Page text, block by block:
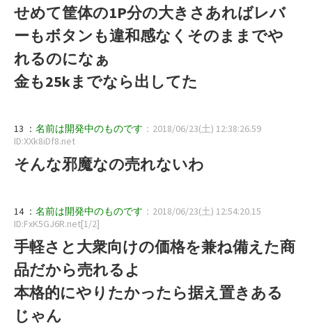
せめて筐体の1P分の大きさあればレバ
ーもボタンも違和感なくそのままでや
れるのになぁ
金も25kまでなら出してた
13 ： 名前は開発中のものです ：2018/06/23(土) 12:38:26.59
ID:XXk8iDf8.net
そんな邪魔なの売れないわ
14 ： 名前は開発中のものです ：2018/06/23(土) 12:54:20.15
ID:FxK5GJ6R.net[1/2]
手軽さと大衆向けの価格を兼ね備えた商
品だから売れるよ
本格的にやりたかったら据え置きある
じゃん